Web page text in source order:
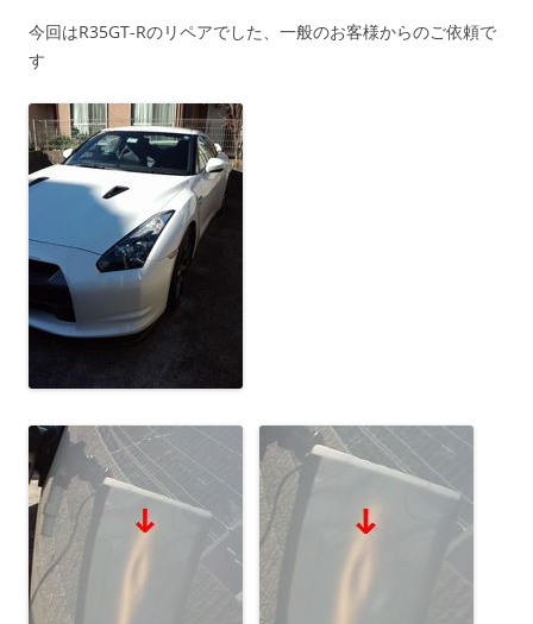
今回はR35GT-Rのリペアでした、一般のお客様からのご依頼で
す